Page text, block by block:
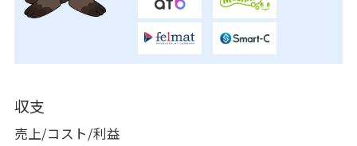
収支
売上/コスト/利益